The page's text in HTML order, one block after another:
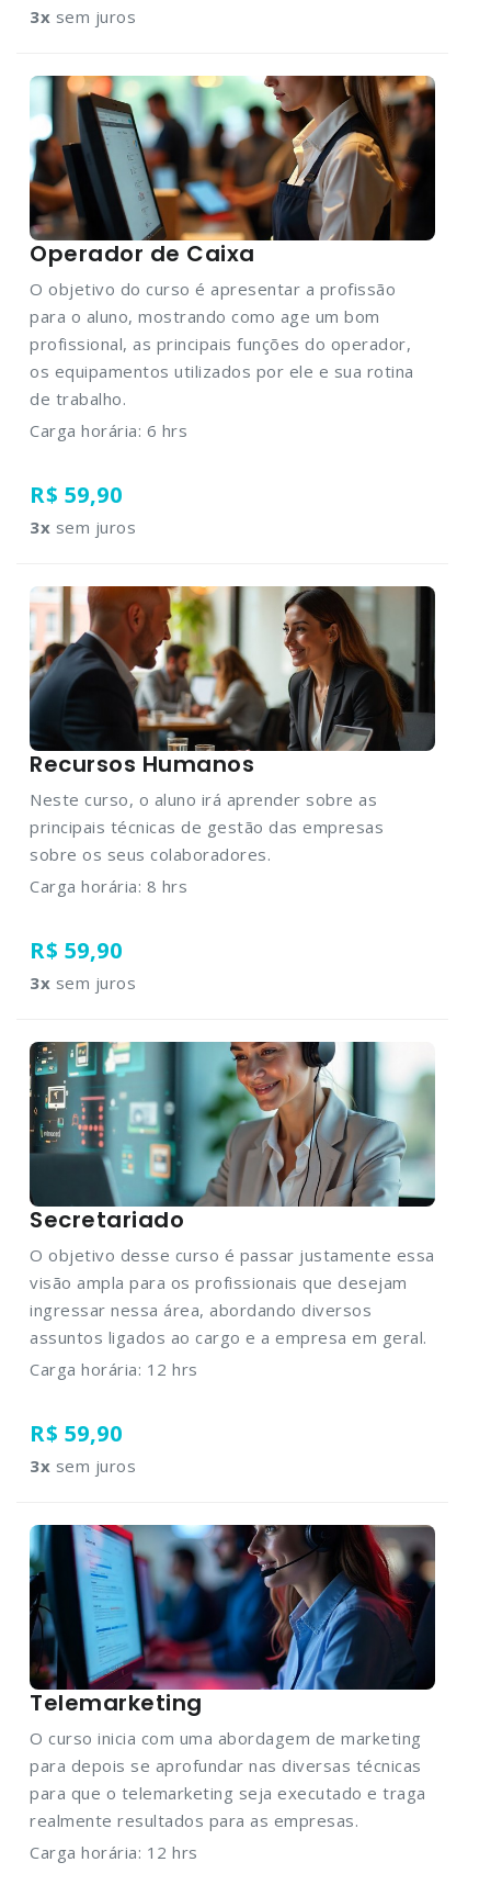
3x sem juros
Operador de Caixa
O objetivo do curso é apresentar a profissão
para o aluno, mostrando como age um bom
profissional, as principais funções do operador,
os equipamentos utilizados por ele e sua rotina
de trabalho.
Carga horária: 6 hrs
R$ 59,90
3x sem juros
Recursos Humanos
Neste curso, o aluno irá aprender sobre as
principais técnicas de gestão das empresas
sobre os seus colaboradores.
Carga horária: 8 hrs
R$ 59,90
3x sem juros
Secretariado
O objetivo desse curso é passar justamente essa
visão ampla para os profissionais que desejam
ingressar nessa área, abordando diversos
assuntos ligados ao cargo e a empresa em geral.
Carga horária: 12 hrs
R$ 59,90
3x sem juros
Telemarketing
O curso inicia com uma abordagem de marketing
para depois se aprofundar nas diversas técnicas
para que o telemarketing seja executado e traga
realmente resultados para as empresas.
Carga horária: 12 hrs